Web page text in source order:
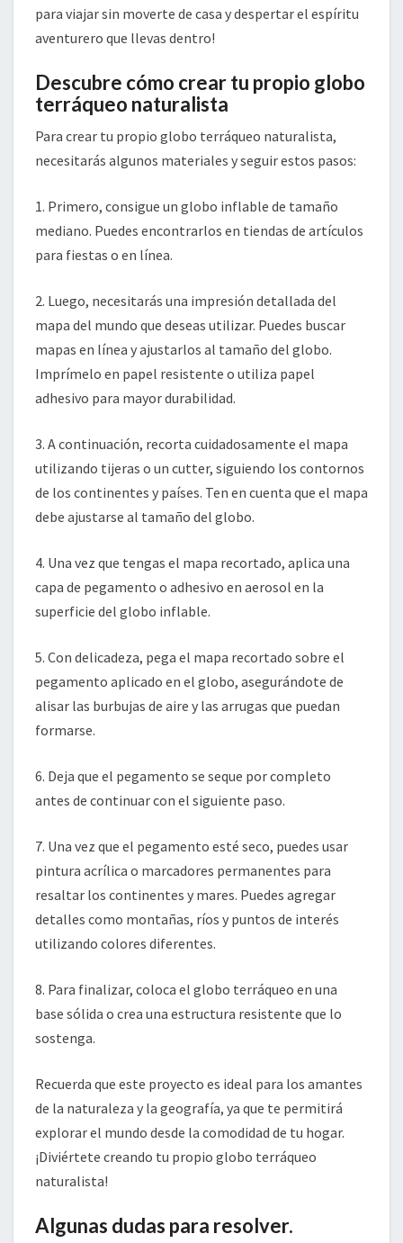
para viajar sin moverte de casa y despertar el espíritu
aventurero que llevas dentro!
Descubre cómo crear tu propio globo
terráqueo naturalista
Para crear tu propio globo terráqueo naturalista,
necesitarás algunos materiales y seguir estos pasos:
1. Primero, consigue un globo inflable de tamaño
mediano. Puedes encontrarlos en tiendas de artículos
para fiestas o en línea.
2. Luego, necesitarás una impresión detallada del
mapa del mundo que deseas utilizar. Puedes buscar
mapas en línea y ajustarlos al tamaño del globo.
Imprímelo en papel resistente o utiliza papel
adhesivo para mayor durabilidad.
3. A continuación, recorta cuidadosamente el mapa
utilizando tijeras o un cutter, siguiendo los contornos
de los continentes y países. Ten en cuenta que el mapa
debe ajustarse al tamaño del globo.
4. Una vez que tengas el mapa recortado, aplica una
capa de pegamento o adhesivo en aerosol en la
superficie del globo inflable.
5. Con delicadeza, pega el mapa recortado sobre el
pegamento aplicado en el globo, asegurándote de
alisar las burbujas de aire y las arrugas que puedan
formarse.
6. Deja que el pegamento se seque por completo
antes de continuar con el siguiente paso.
7. Una vez que el pegamento esté seco, puedes usar
pintura acrílica o marcadores permanentes para
resaltar los continentes y mares. Puedes agregar
detalles como montañas, ríos y puntos de interés
utilizando colores diferentes.
8. Para finalizar, coloca el globo terráqueo en una
base sólida o crea una estructura resistente que lo
sostenga.
Recuerda que este proyecto es ideal para los amantes
de la naturaleza y la geografía, ya que te permitirá
explorar el mundo desde la comodidad de tu hogar.
¡Diviértete creando tu propio globo terráqueo
naturalista!
Algunas dudas para resolver.